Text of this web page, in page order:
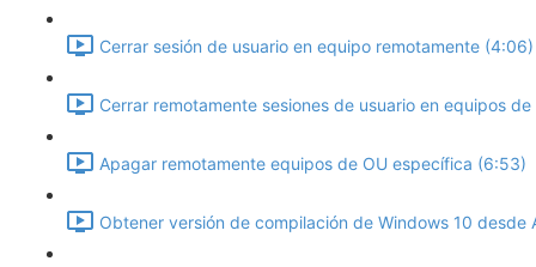
Cerrar sesión de usuario en equipo remotamente (4:06)
Cerrar remotamente sesiones de usuario en equipos
Apagar remotamente equipos de OU específica (6:53)
Obtener versión de compilación de Windows 10 desde